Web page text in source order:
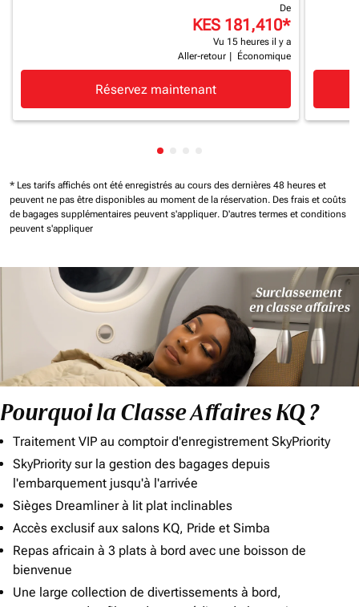
De
KES 181,410*
Vu 15 heures il y a
Aller-retour
Économique
Réservez maintenant
Affichage de cmp-pagination-
* Les tarifs affichés ont été enregistrés au cours des dernières 48 heures et
peuvent ne pas être disponibles au moment de la réservation. Des frais et coûts
de bagages supplémentaires peuvent s'appliquer. D'autres termes et conditions
peuvent s'appliquer
Pourquoi la Classe Affaires KQ ?
Traitement VIP au comptoir d'enregistrement SkyPriority
SkyPriority sur la gestion des bagages depuis
l'embarquement jusqu'à l'arrivée
Sièges Dreamliner à lit plat inclinables
Accès exclusif aux salons KQ, Pride et Simba
Repas africain à 3 plats à bord avec une boisson de
bienvenue
Une large collection de divertissements à bord,